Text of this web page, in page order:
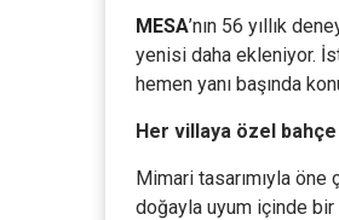
MESA’nın 56 yıllık
yenisi daha ekleniyor.
hemen yanı başında
Her villaya özel
Mimari tasarımıyla
doğayla uyum içinde